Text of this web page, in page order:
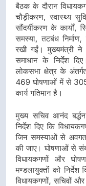
बैठक के दौरान
चौड़ीकरण, स्वास्थ्य
सौंदर्यीकरण के
समस्या, तटबंध
रखी गईं। मुख्यमंत्री ने
समाधान के निर्देश
लोकसभा क्षेत्र के
469 घोषणाओं में से 305
कार्य गतिमान है।
मुख्य सचिव आनंद
निर्देश दिए कि
जिन समस्याओं से अवगत
की जाए। घोषणाओं से
विधायकगणों और
मण्डलायुक्तों को
विधायकगणों, सचिवों